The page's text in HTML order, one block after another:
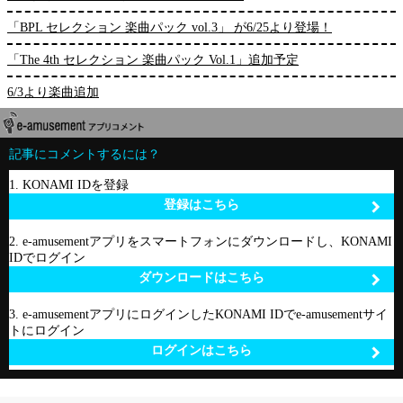
「BPL セレクション 楽曲パック vol.3」 が6/25より登場！
「The 4th セレクション 楽曲パック Vol.1」追加予定
6/3より楽曲追加
記事にコメントするには？
1. KONAMI IDを登録
登録はこちら
2. e-amusementアプリをスマートフォンにダウンロードし、KONAMI
IDでログイン
ダウンロードはこちら
3. e-amusementアプリにログインしたKONAMI IDでe-amusementサイ
トにログイン
ログインはこちら